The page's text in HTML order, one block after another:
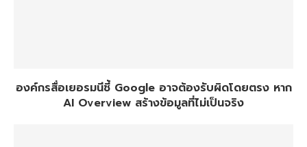
องค์กรสื่อเยอรมนีชี้ Google อาจต้องรับผิดโดยตรง หาก
AI Overview สร้างข้อมูลที่ไม่เป็นจริง